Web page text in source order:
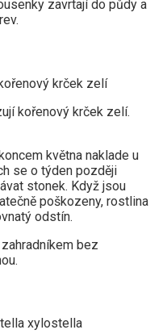
zavrtají do půdy a
kořenový krček zelí.
května naklade u
se o týden později
stonek. Když jsou
poškozeny, rostlina
odstín.
bez